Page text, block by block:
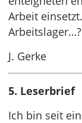
Arbeit
Arbeitslager…?
J. Gerke
5. Leserbrief
Ich bin seit